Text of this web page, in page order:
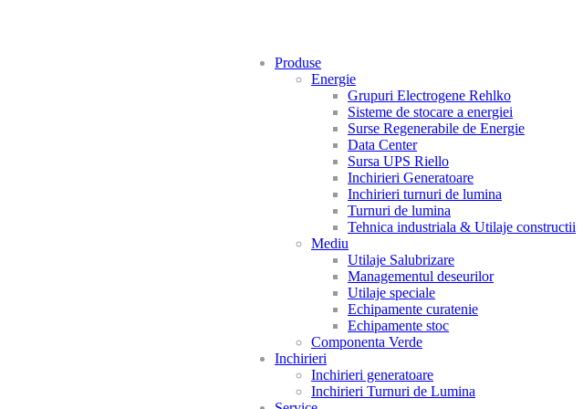
Produse
Energie
Grupuri Electrogene Rehlko
Sisteme de stocare a energiei
Surse Regenerabile de Energie
Data Center
Sursa UPS Riello
Inchirieri Generatoare
Inchirieri turnuri de lumina
Turnuri de lumina
Tehnica industriala & Utilaje constructii
Mediu
Utilaje Salubrizare
Managementul deseurilor
Utilaje speciale
Echipamente curatenie
Echipamente stoc
Componenta Verde
Inchirieri
Inchirieri generatoare
Inchirieri Turnuri de Lumina